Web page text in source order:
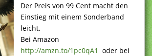
Der Preis von 99 Cent macht den
Einstieg mit einem Sonderband
leicht.
Bei Amazon
http://amzn.to/1pc0qA1 oder bei